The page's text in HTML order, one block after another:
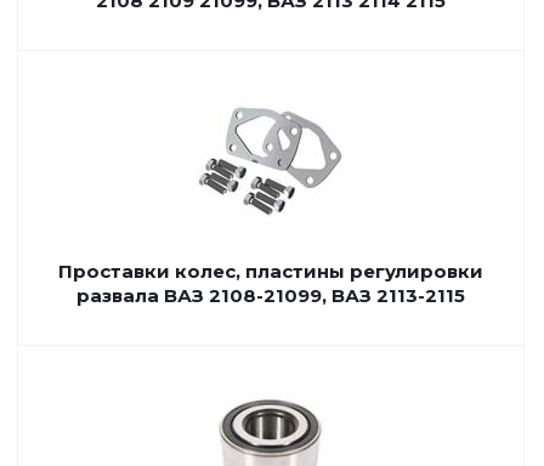
Проставки колес, пластины регулировки
развала ВАЗ 2108-21099, ВАЗ 2113-2115